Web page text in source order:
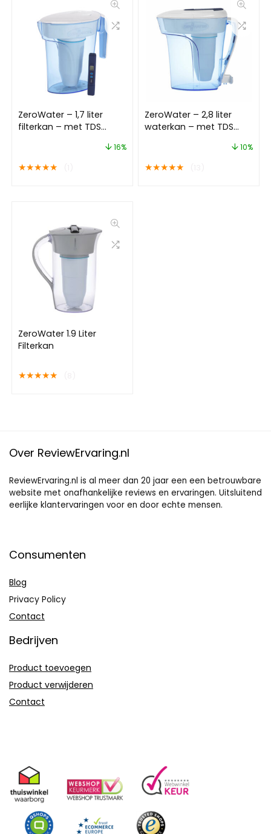
ZeroWater – 1,7 liter
filterkan – met TDS
16%
★★★★★
ZeroWater – 2,8 liter
waterkan – met TDS
10%
★★★★★
ZeroWater 1.9 Liter
Filterkan
★★★★★
Over ReviewErvaring.nl
ReviewErvaring.nl is al meer dan 20 jaar een een betrouwbare
website met onafhankelijke reviews en ervaringen. Uitsluitend
eerlijke klantervaringen voor en door echte mensen.
Consumenten
Blog
Privacy Policy
Contact
Bedrijven
Product toevoegen
Product verwijderen
Contact